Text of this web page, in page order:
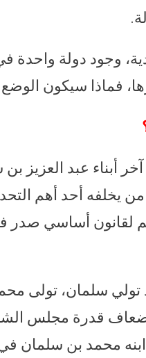
وجود دولة واحدة
فماذا سيكون
أبناء عبد
من يخلفه أحد أهم
تولي سلمان، تولى
قدرة مجلس
محمد بن سلمان